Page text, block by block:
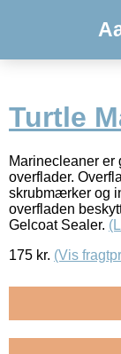
Turtle
Marinecleaner er
overflader.
skrubmærker og
overfladen
Gelcoat Sealer.
175 kr. (Vis